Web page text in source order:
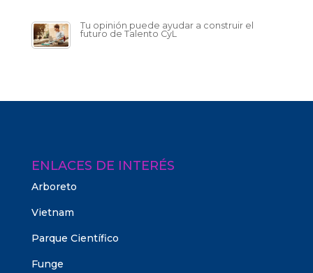
Tu opinión puede ayudar a construir el
futuro de Talento CyL
ENLACES DE INTERÉS
Arboreto
Vietnam
Parque Científico
Funge